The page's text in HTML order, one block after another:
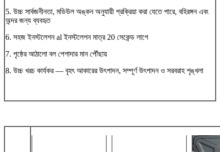
5. উচ্চ সার্বজনীনতা, মডিউল অঙ্কন অনুযায়ী প্রক্রিয়া করা যেতে পারে, বহিরঙ্গন এবং
অন্দর জন্য ব্যবহৃত
6. সহজ ইনস্টলেশন al ইনস্টলেশন মাত্র 20 সেকেন্ড লাগে
7. পৃষ্ঠের আঠালো বল পেশাদার মান পৌঁছায়
8. উচ্চ খরচ কার্যকর — বৃহৎ আকারের উৎপাদন, সম্পূর্ণ উৎপাদন ও সরবরাহ শৃঙ্খলা